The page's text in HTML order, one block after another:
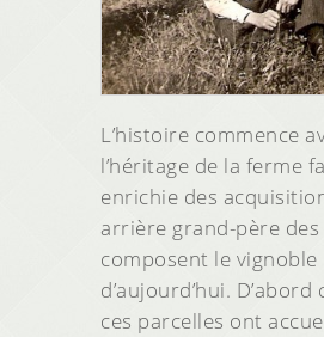
L’histoire commence
l’héritage de la ferme
enrichie des
arrière grand-père
composent le vignoble
d’aujourd’hui. D’abord
ces parcelles ont